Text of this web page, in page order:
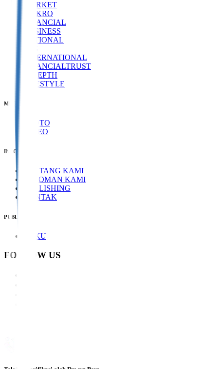
MARKET
MAKRO
FINANCIAL
BUSINESS
NATIONAL
ESG
INTERNATIONAL
FINANCIALTRUST
INDEPTH
LIFESTYLE
MEDIA
PHOTO
VIDEO
INFORMASI
TENTANG KAMI
PEDOMAN KAMI
PUBLISHING
KONTAK
PUBLIKASI
BUKU
FOLLOW US